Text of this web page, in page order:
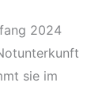
2024
sie im